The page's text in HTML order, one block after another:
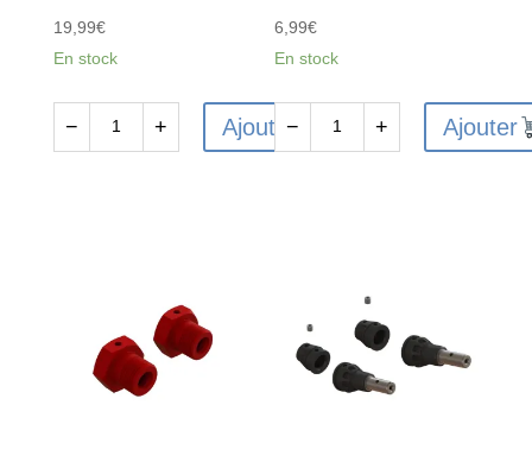
19,99€
En stock
glissement
− + Ajouter
6,99€
En stock
suspension
FF
− + Ajouter